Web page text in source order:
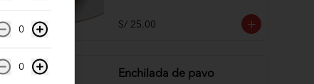
S/ 25.00
Enchilada de pavo
0
0